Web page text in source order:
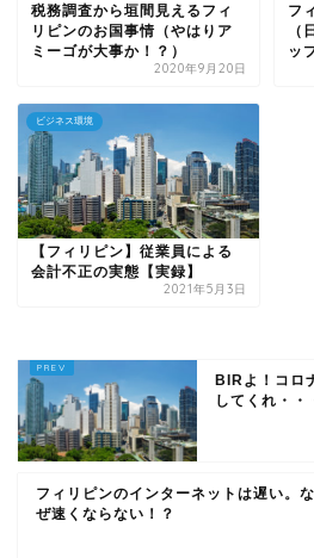
税務調査から垣間見えるフィ
リピンのお国事情（やはりア
ミーゴが大事か！？）
2020年9月20日
フ
（
ッ
ビジネス環境
【フィリピン】従業員による
会計不正の実態【実録】
2021年5月3日
BIRよ！コロ
してくれ・
フィリピンのインターネットは遅い。な
ぜ速くならない！？